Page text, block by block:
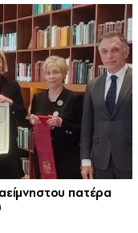
πατέρα